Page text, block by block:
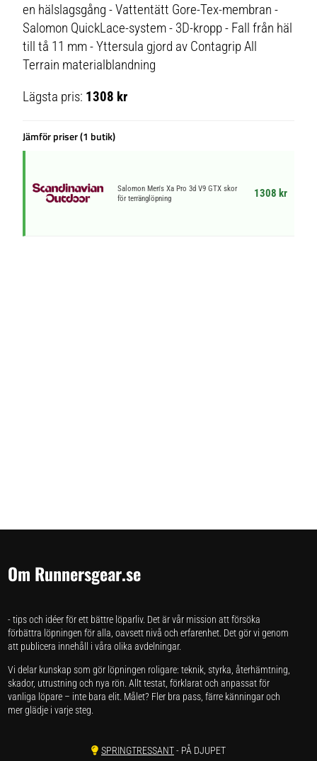
en hälslagsgång - Vattentätt Gore-Tex-membran -
Salomon QuickLace-system - 3D-kropp - Fall från häl
till tå 11 mm - Yttersula gjord av Contagrip All
Terrain materialblandning
Lägsta pris: 1308 kr
Jämför priser (1 butik)
Salomon Men's Xa Pro 3d V9 GTX skor
för terränglöpning
1308 kr
Om Runnersgear.se
- tips och idéer för ett bättre löparliv. Det är vår mission att försöka
förbättra löpningen för alla, oavsett nivå och erfarenhet. Det gör vi genom
att publicera innehåll i våra olika avdelningar.
Vi delar kunskap som gör löpningen roligare: teknik, styrka, återhämtning,
skador, utrustning och nya rön. Allt testat, förklarat och anpassat för
vanliga löpare – inte bara elit. Målet? Fler bra pass, färre känningar och
mer glädje i varje steg.
SPRINGTRESSANT- PÅ DJUPET